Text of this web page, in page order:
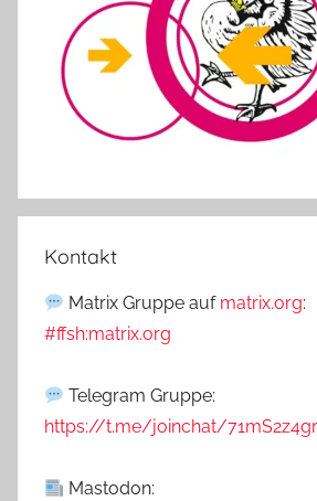
Kontakt
Matrix Gruppe auf matrix.org:
#ffsh:matrix.org
Telegram Gruppe:
https://t.me/joinchat/
Mastodon: